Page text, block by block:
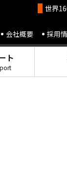
世界
会社概要 採用
ト